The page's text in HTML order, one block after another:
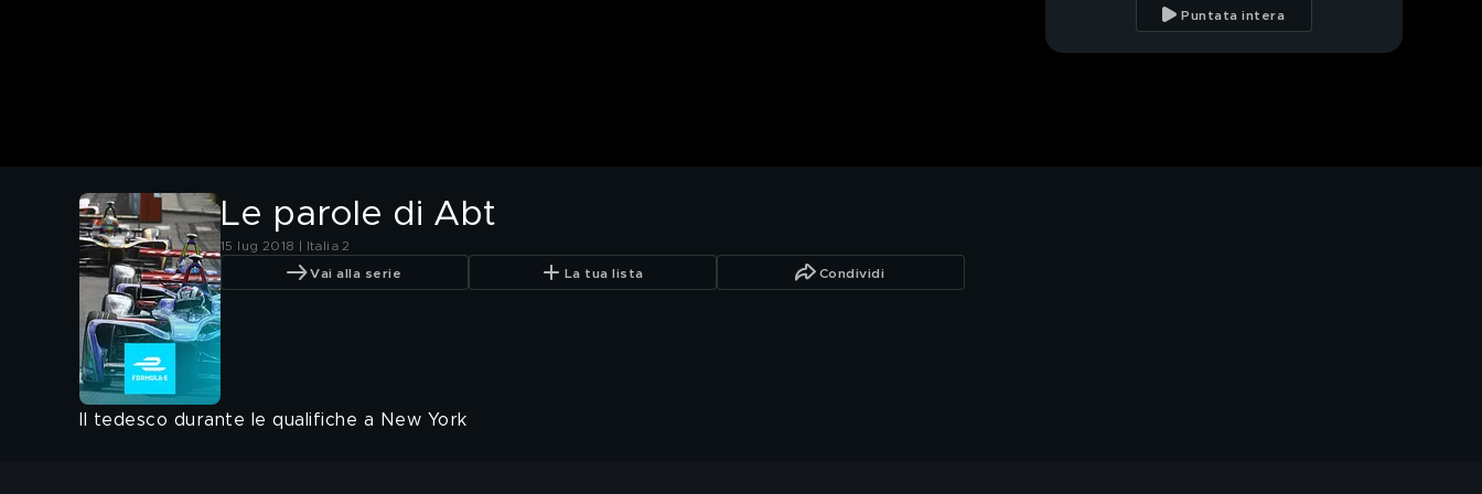
Puntata intera
Le parole di Abt
15 lug 2018 | Italia 2
Vai alla serie La tua lista Condividi
Il tedesco durante le qualifiche a New York